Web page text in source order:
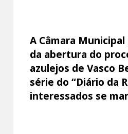
A Câmara
da abertura do
azulejos de Vasco
série do “Diário da
interessados se